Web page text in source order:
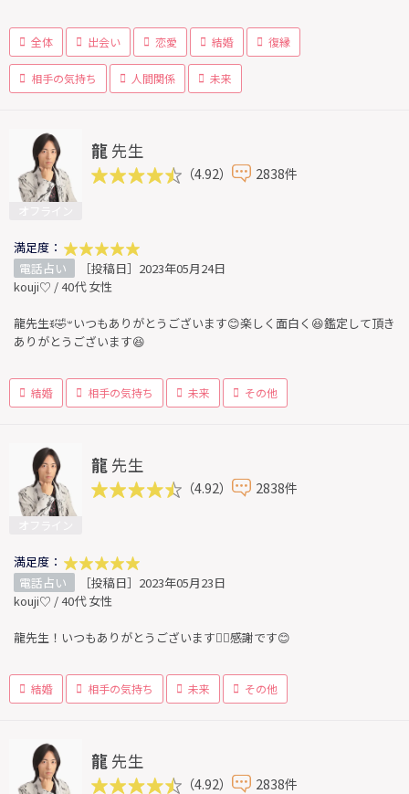
全体 出会い 恋愛 結婚 復縁
相手の気持ち 人間関係 未来
龍 先生
（4.92） 2838件
満足度：
電話占い
［投稿日］2023年05月24日
kouji♡ / 40代 女性
龍先生ꉂ🤣𐤔いつもありがとうございます😊楽しく面白く😆鑑定して頂き
ありがとうございます😆
結婚 相手の気持ち 未来 その他
龍 先生
（4.92） 2838件
満足度：
電話占い
［投稿日］2023年05月23日
kouji♡ / 40代 女性
龍先生！いつもありがとうございます🙇‍♀️感謝です😊
結婚 相手の気持ち 未来 その他
龍 先生
（4.92） 2838件